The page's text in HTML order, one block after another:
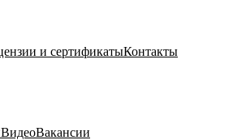
и сертификатыКонтакты
ВидеоВакансии